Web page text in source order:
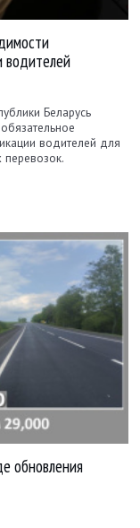
водителей
Беларусь
водителей для
обновления